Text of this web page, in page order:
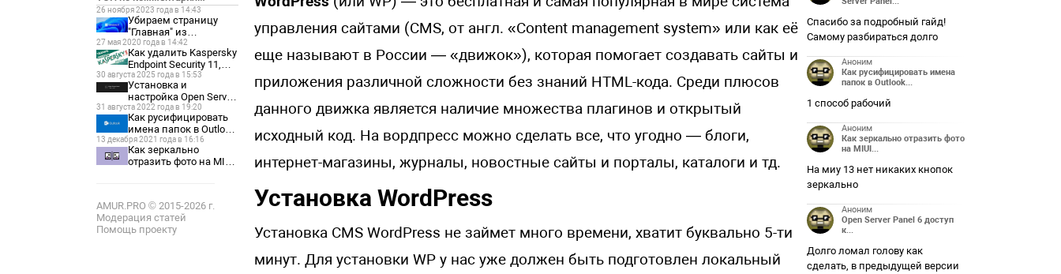
26 ноября 2023 года в 14:43
Убираем страницу
"Главная" из
параметров Windows
11
27 мая 2020 года в 14:42
Как удалить Kaspersky
Endpoint Security 11,
если забыл пароль?
30 августа 2025 года в 15:53
Установка и
настройка Open Server
Panel 6
31 августа 2022 года в 19:20
Как русифицировать
имена папок в Outlook
2021
13 декабря 2021 года в 16:16
Как зеркально
отразить фото на MIUI
AMUR.PRO © 2015-2026 г.
Модерация статей
Помощь проекту
управления сайтами (CMS, от англ. «Content management system» или как её
еще называют в России — «движок»), которая помогает создавать сайты и
приложения различной сложности без знаний HTML-кода. Среди плюсов
данного движка является наличие множества плагинов и открытый
исходный код. На вордпресс можно сделать все, что угодно — блоги,
интернет-магазины, журналы, новостные сайты и порталы, каталоги и тд.
Установка WordPress
Установка CMS WordPress не займет много времени, хватит буквально 5-ти
минут. Для установки WP у нас уже должен быть подготовлен локальный
Спасибо за подробный гайд!
Самому разбираться долго
Аноним
Как русифицировать имена
папок в Outlook...
1 способ рабочий
Аноним
Как зеркально отразить фото
на MIUI...
На миу 13 нет никаких кнопок
зеркально
Аноним
Open Server Panel 6 доступ
к...
Долго ломал голову как
сделать, в предыдущей версии